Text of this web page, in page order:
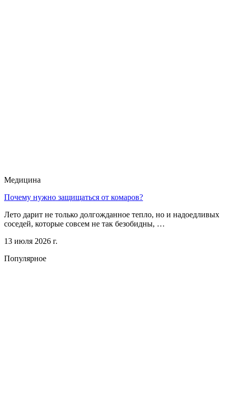
Медицина
Почему нужно защищаться от комаров?
Лето дарит не только долгожданное тепло, но и надоедливых
соседей, которые совсем не так безобидны, …
13 июля 2026 г.
Популярное